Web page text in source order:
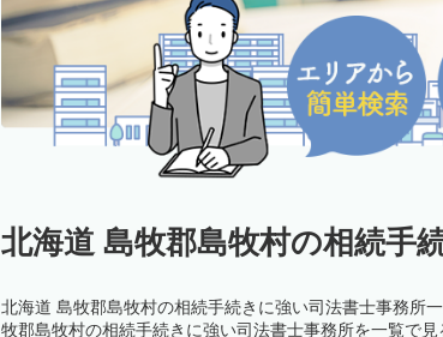
北海道 島牧郡島牧村の相続手
北海道 島牧郡島牧村の相続手続きに強い司法書士事務所
牧郡島牧村の相続手続きに強い司法書士事務所を一覧で